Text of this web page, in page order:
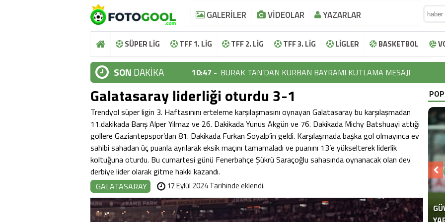
GALERİLER VİDEOLAR YAZARLAR
SÜPER LİG TFF 1. LİG TFF 2. LİG TFF 3. LİG LİGLER BASKETBOL
SON DAKİKA 10:47 - BURAK TAN’DAN KURBAN BAYRAMI KUTLAMA MESAJI
10:44 -
İBRAHİM HALİL KOÇER’DEN KURBAN BAYRAMI KUTLAMA
10:37 - LOKMAN NAROĞLU’NDAN KURBAN BAYRAMI KUTLAMA MESAJI
10:36 - EFTAL KORKMAZ’DAN KURBAN BAYRAMI KUTLAMA MESAJI
10:48 - AYHAN TUTUN’DAN KURBAN BAYRAMI KUTLAMA MESAJI
10:47 -
BURAK TAN’DAN KURBAN BAYRAMI KUTLAMA MESAJI
10:44 - İBRAHİM HALİL KOÇER’DEN KURBAN BAYRAMI KUTLAMA
10:37 - LOKMAN NAROĞLU’NDAN KURBAN BAYRAMI KUTLAMA MESAJI
Galatasaray liderliği oturdu 3-1
Trendyol süper ligin 3. Haftasınını erteleme karşılaşmasını oynayan Galatasaray bu karşılaşmadan
11.dakikada Barış Alper Yılmaz ve 26. Dakikada Yunus Akgün ve 76. Dakikada Michy Batshuayi attığı
gollere Gaziantepspor’dan 81. Dakikada Furkan Soyalp’in geldi. Karşılaşmada başka gol olmayınca ev
sahibi sahadan üç puanla ayrılarak eksik maçını tamamaladı ve puanını 13’e yükselterek liderlik
koltuğuna oturdu. Bu cumartesi günü Fenerbahçe Şükrü Saraçoğlu sahasında oynanacak olan dev
derbiye lider olarak gitme hakkı kazandı.
GALATASARAY
17 Eylül 2024 Tarihinde eklendi.